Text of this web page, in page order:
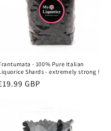
- 100% Pure Italian
Shards - extremely strong !
GBP